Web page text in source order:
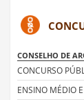
CONSELHO DE
CONCURSO
ENSINO MÉDIO